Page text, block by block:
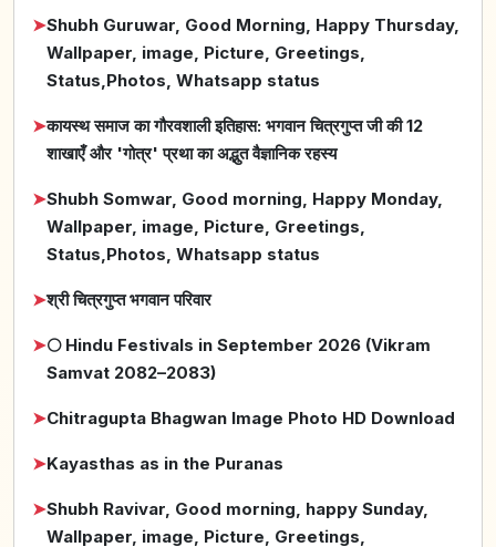
➤Shubh Guruwar, Good Morning, Happy Thursday,
Wallpaper, image, Picture, Greetings,
Status,Photos, Whatsapp status
➤कायस्थ समाज का गौरवशाली इतिहास: भगवान चित्रगुप्त जी की 12
शाखाएँ और 'गोत्र' प्रथा का अद्भुत वैज्ञानिक रहस्य
➤Shubh Somwar, Good morning, Happy Monday,
Wallpaper, image, Picture, Greetings,
Status,Photos, Whatsapp status
➤श्री चित्रगुप्त भगवान परिवार
➤🌕 Hindu Festivals in September 2026 (Vikram
Samvat 2082–2083)
➤Chitragupta Bhagwan Image Photo HD Download
➤Kayasthas as in the Puranas
➤Shubh Ravivar, Good morning, happy Sunday,
Wallpaper, image, Picture, Greetings,